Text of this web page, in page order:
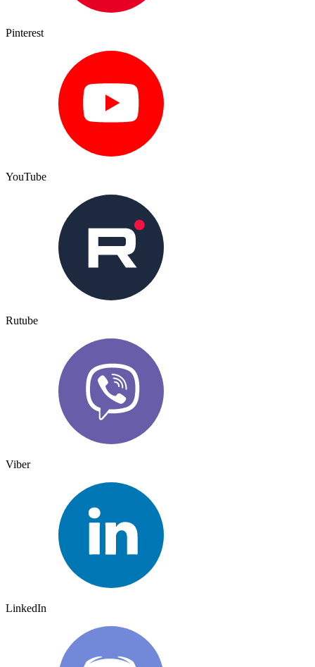
Pinterest
YouTube
Rutube
Viber
LinkedIn